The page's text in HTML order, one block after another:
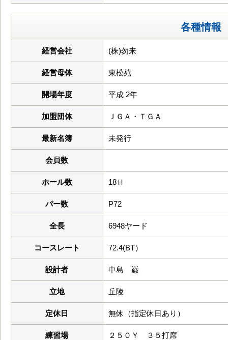
各種情報
経営会社 (株)勿来
経営母体 東松苑
開場年度 平成 2年
加盟団体 ＪＧＡ・ＴＧＡ
最新名簿 未発行
会員数
ホール数 18Ｈ
パー数 P72
全長 6948ヤード
コースレート 72.4(BT）
設計者 中島 巌
立地 丘陵
定休日 無休（指定休日あり）
練習場 ２５０Ｙ ３５打席